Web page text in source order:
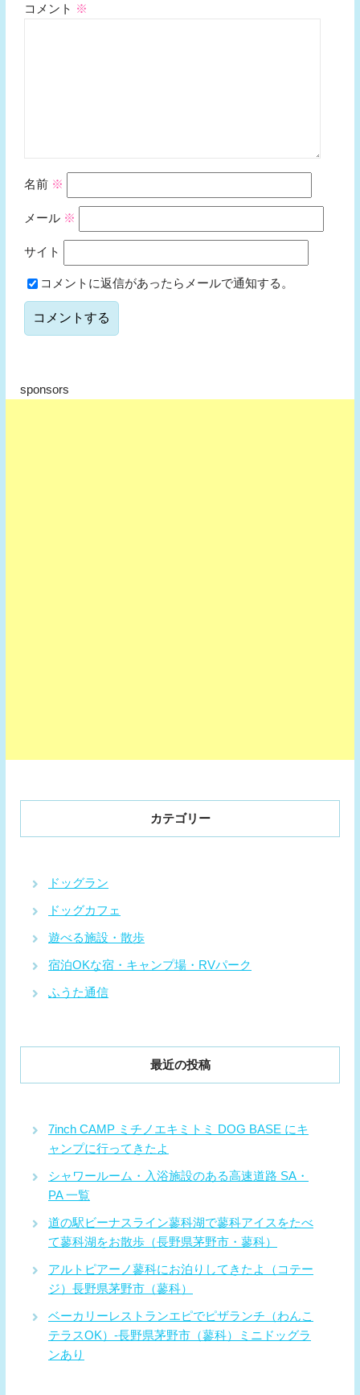
コメント ※
名前 ※
メール ※
サイト
コメントに返信があったらメールで通知する。
sponsors
カテゴリー
ドッグラン
ドッグカフェ
遊べる施設・散歩
宿泊OKな宿・キャンプ場・RVパーク
ふうた通信
最近の投稿
7inch CAMP ミチノエキミトミ DOG BASE にキ
ャンプに行ってきたよ
シャワールーム・入浴施設のある高速道路 SA・
PA 一覧
道の駅ビーナスライン蓼科湖で蓼科アイスをたべ
て蓼科湖をお散歩（長野県茅野市・蓼科）
アルトピアーノ蓼科にお泊りしてきたよ（コテー
ジ）長野県茅野市（蓼科）
ベーカリーレストランエピでピザランチ（わんこ
テラスOK）-長野県茅野市（蓼科）ミニドッグラ
ンあり